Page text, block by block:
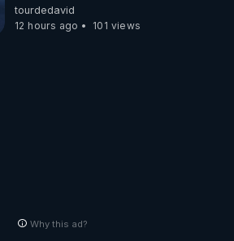
tourdedavid
12 hours ago
101 views
Why this ad?